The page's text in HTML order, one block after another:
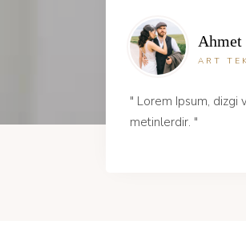
Ahmet
ART
" Lorem Ipsum, dizgi
metinlerdir. "